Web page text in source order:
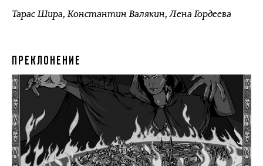
Тарас Шира,Константин Валякин,Лена Гордеева
ПРЕКЛОНЕНИЕ